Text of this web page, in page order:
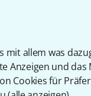
mit allem was
Anzeigen und das
Cookies für